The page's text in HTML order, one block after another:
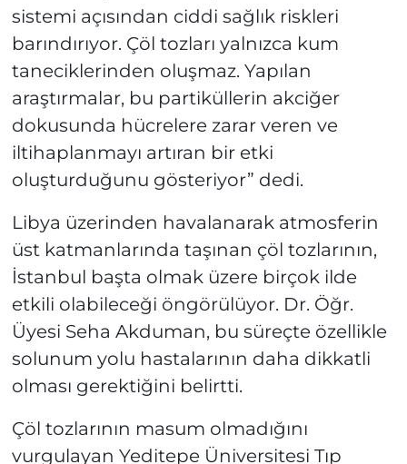
sistemi açısından ciddi sağlık riskleri
barındırıyor. Çöl tozları yalnızca kum
taneciklerinden oluşmaz. Yapılan
araştırmalar, bu partiküllerin akciğer
dokusunda hücrelere zarar veren ve
iltihaplanmayı artıran bir etki
oluşturduğunu gösteriyor” dedi.
Libya üzerinden havalanarak atmosferin
üst katmanlarında taşınan çöl tozlarının,
İstanbul başta olmak üzere birçok ilde
etkili olabileceği öngörülüyor. Dr. Öğr.
Üyesi Seha Akduman, bu süreçte özellikle
solunum yolu hastalarının daha dikkatli
olması gerektiğini belirtti.
Çöl tozlarının masum olmadığını
vurgulayan Yeditepe Üniversitesi Tıp